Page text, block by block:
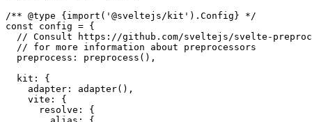
import adapter from "@sveltejs/adapter-auto";
import preprocess from "svelte-preprocess";
import path from "path";
/** @type {import('@sveltejs/kit').Config} */
const config = {
// Consult https://github.com/sveltejs/svelte-
  // for more information about preprocessors
  preprocess: preprocess(),